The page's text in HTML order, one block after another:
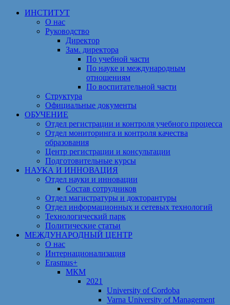
ИНСТИТУТ
О нас
Руководство
Директор
Зам. директора
По учебной части
По науке и международным
отношениям
По воспитательной части
Структура
Официальные документы
ОБУЧЕНИЕ
Отдел регистрации и контроля учебного процесса
Отдел мониторинга и контроля качества
образования
Центр регистрации и консультации
Подготовительные курсы
НАУКА И ИННОВАЦИЯ
Отдел науки и инновации
Состав сотрудников
Отдел магистратуры и докторантуры
Отдел информационных и сетевых технологий
Технологический парк
Политические статьи
МЕЖДУНАРОДНЫЙ ЦЕНТР
О нас
Интернационализация
Erasmus+
МКМ
2021
University of Cordoba
Varna University of Management